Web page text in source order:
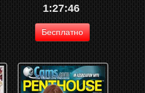
1:27:46
Бесплатно